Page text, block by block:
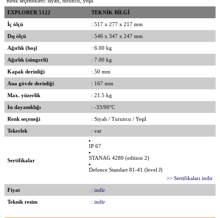
EXPLORER 5122
TEKNİK BİLGİ
İç ölçü
: 517 x 277 x 217 mm
Dış ölçü
: 546 x 347 x 247 mm
Ağırlık (boş)
: 6.00 kg
Ağırlık (süngerli)
: 7.00 kg
Kapak derinliği
: 50 mm
Ana gövde derinliği
: 167 mm
Max. yüzerlik
: 21.5 kg
Isı dayanıklığı
: -33/90°C
Renk seçeneği
: Siyah / Turuncu / Yeşil
Tekerlek
: var
Sertifikalar
IP 67
STANAG 4280 (edition 2)
Defence Standart 81-41 (level J)
>> Sertifikaları indir
Fiyat
: indir
Teknik resim
: indir